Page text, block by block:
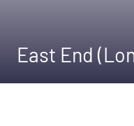
East End